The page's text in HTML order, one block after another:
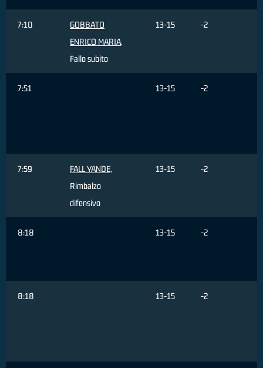
7:10
GOBBATO
ENRICO MARIA,
Fallo subito
13-15 -2
7:51 13-15 -2
7:59 FALL YANDE,
Rimbalzo
difensivo
13-15 -2
8:18 13-15 -2
8:18 13-15 -2